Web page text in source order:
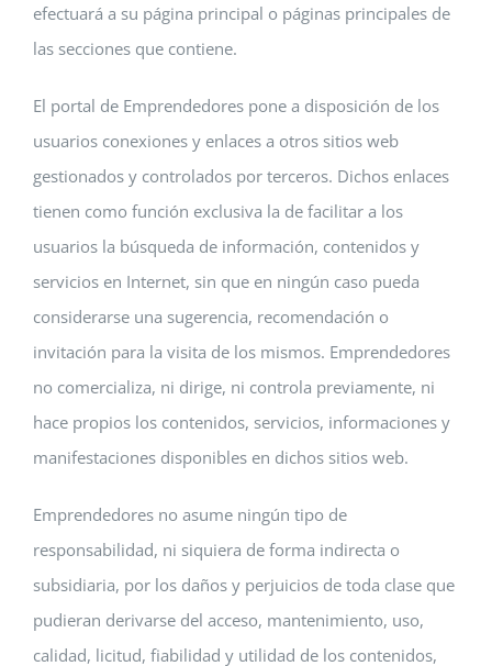
efectuará a su página principal o páginas principales de
las secciones que contiene.
El portal de Emprendedores pone a disposición de los
usuarios conexiones y enlaces a otros sitios web
gestionados y controlados por terceros. Dichos enlaces
tienen como función exclusiva la de facilitar a los
usuarios la búsqueda de información, contenidos y
servicios en Internet, sin que en ningún caso pueda
considerarse una sugerencia, recomendación o
invitación para la visita de los mismos. Emprendedores
no comercializa, ni dirige, ni controla previamente, ni
hace propios los contenidos, servicios, informaciones y
manifestaciones disponibles en dichos sitios web.
Emprendedores no asume ningún tipo de
responsabilidad, ni siquiera de forma indirecta o
subsidiaria, por los daños y perjuicios de toda clase que
pudieran derivarse del acceso, mantenimiento, uso,
calidad, licitud, fiabilidad y utilidad de los contenidos,